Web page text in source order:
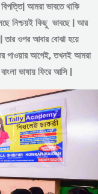
আমরা ভাবতে থাকি
নিশ্চয়ই কিছু ভাবছে | আর
তার ওপর আবার বোঝা হয়ে
পাওয়ার আগেই, তখনই আমরা
ভাষায় ফিরে আসি |